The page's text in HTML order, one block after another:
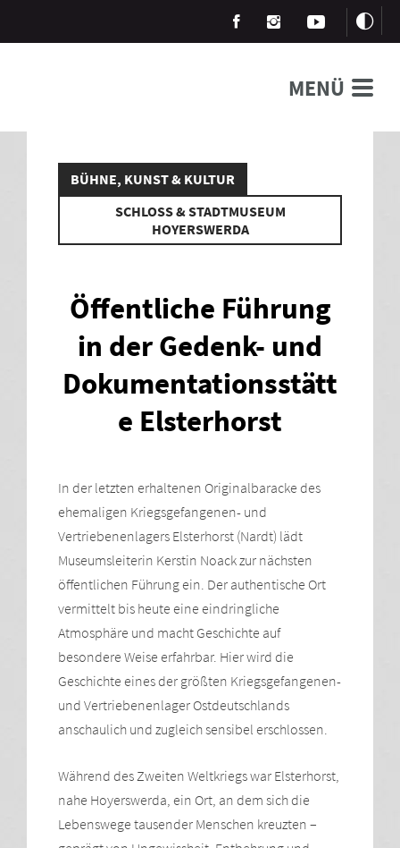
MENÜ
BÜHNE, KUNST & KULTUR
SCHLOSS & STADTMUSEUM
HOYERSWERDA
Öffentliche Führung
in der Gedenk- und
Dokumentationsstätt
e Elsterhorst
In der letzten erhaltenen Originalbaracke des
ehemaligen Kriegsgefangenen- und
Vertriebenenlagers Elsterhorst (Nardt) lädt
Museumsleiterin Kerstin Noack zur nächsten
öffentlichen Führung ein. Der authentische Ort
vermittelt bis heute eine eindringliche
Atmosphäre und macht Geschichte auf
besondere Weise erfahrbar. Hier wird die
Geschichte eines der größten Kriegsgefangenen-
und Vertriebenenlager Ostdeutschlands
anschaulich und zugleich sensibel erschlossen.
Während des Zweiten Weltkriegs war Elsterhorst,
nahe Hoyerswerda, ein Ort, an dem sich die
Lebenswege tausender Menschen kreuzten –